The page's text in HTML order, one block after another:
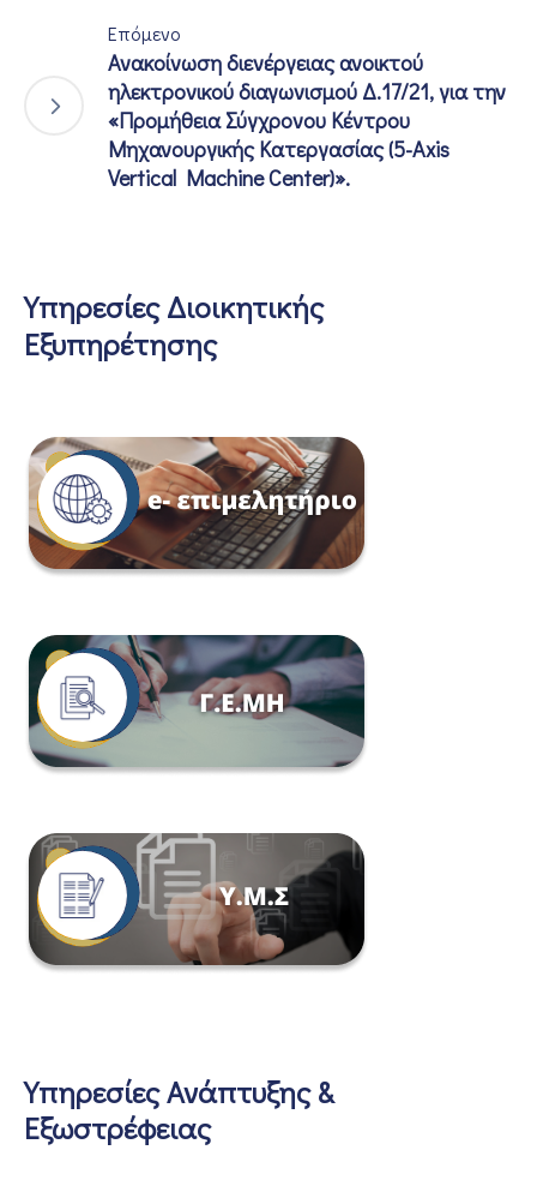
Επόμενο
Ανακοίνωση διενέργειας ανοικτού
ηλεκτρονικού διαγωνισμού Δ.17/21, για την
«Προμήθεια Σύγχρονου Κέντρου
Μηχανουργικής Κατεργασίας (5-Axis
Vertical Machine Center)».
Υπηρεσίες Διοικητικής
Εξυπηρέτησης
Υπηρεσίες Ανάπτυξης &
Εξωστρέφειας